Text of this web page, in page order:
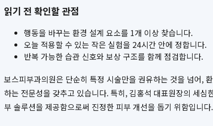
읽기 전 확인할 관점
행동을 바꾸는 환경 설계 요소를 1개 이상 찾습니다.
오늘 적용할 수 있는 작은 실험을 24시간 안에 정합니다.
반복 가능한 습관 신호와 보상 구조를 함께 점검합니다.
보스피부과의원은 단순히 특정 시술만을 권유하는 것을 넘어,
하는 전문성을 갖추고 있습니다. 특히, 김홍석 대표원장의 세
부 솔루션을 제공함으로써 진정한 피부 개선을 돕기 위함입니다.